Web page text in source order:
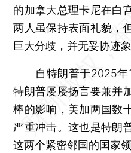
的加拿大总理卡尼在白
两人虽保持表面礼貌，
巨大分歧，并无妥协迹象
自特朗普于2025年1
特朗普屡屡扬言要兼并
棒的影响，美加两国数
严重冲击。这也是特朗
这两个紧密邻国的国家